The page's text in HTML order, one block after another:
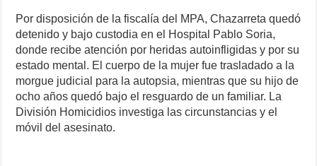
Por disposición de la fiscalía del MPA, Chazarreta quedó
detenido y bajo custodia en el Hospital Pablo Soria,
donde recibe atención por heridas autoinfligidas y por su
estado mental. El cuerpo de la mujer fue trasladado a la
morgue judicial para la autopsia, mientras que su hijo de
ocho años quedó bajo el resguardo de un familiar. La
División Homicidios investiga las circunstancias y el
móvil del asesinato.